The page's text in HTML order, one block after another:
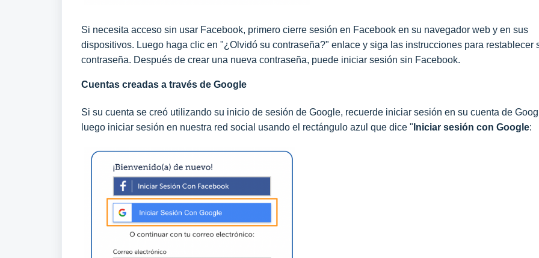
Si necesita acceso sin usar Facebook, primero cierre sesión en Facebook en su navegador web y en sus
dispositivos. Luego haga clic en "¿Olvidó su contraseña?" enlace y siga las instrucciones para restablecer
contraseña. Después de crear una nueva contraseña, puede iniciar sesión sin Facebook.
Cuentas creadas a través de Google
Si su cuenta se creó utilizando su inicio de sesión de Google, recuerde iniciar sesión en su cuenta de
luego iniciar sesión en nuestra red social usando el rectángulo azul que dice " Iniciar sesión con Google: